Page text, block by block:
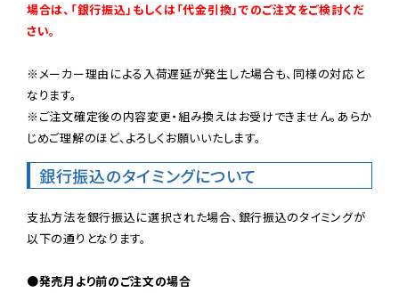
場合は、「銀行振込」もしくは「代金引換」でのご注文をご検討くだ
さい。
※メーカー理由による入荷遅延が発生した場合も、同様の対応と
なります。
※ご注文確定後の内容変更・組み換えはお受けできません。あらか
じめご理解のほど、よろしくお願いいたします。
銀行振込のタイミングについて
支払方法を銀行振込に選択された場合、銀行振込のタイミングが
以下の通りとなります。
●発売月より前のご注文の場合